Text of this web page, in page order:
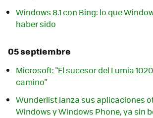
Windows 8.1 con Bing: lo que
haber sido
05 septiembre
Microsoft: "El sucesor del Lumia
camino"
Wunderlist lanza sus aplicaciones
Windows y Windows Phone, ya sin